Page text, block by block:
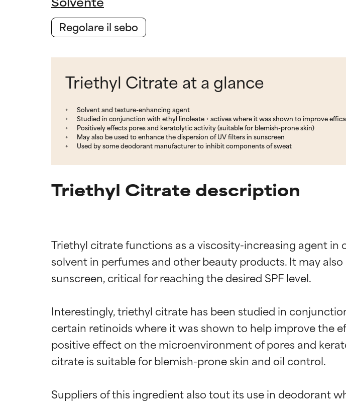
Regolare il sebo
Triethyl Citrate at a glance
Solvent and texture-enhancing agent
Studied in conjunction with ethyl linoleate + actives where it was shown to improve
Positively effects pores and keratolytic activity (suitable for blemish-prone skin)
May also be used to enhance the dispersion of UV filters in sunscreen
Used by some deodorant manufacturer to inhibit components of sweat
Triethyl Citrate description
Triethyl citrate functions as a viscosity-increasing agent
solvent in perfumes and other beauty products. It may
sunscreen, critical for reaching the desired SPF level.
Interestingly, triethyl citrate has been studied in
certain retinoids where it was shown to help improve the
positive effect on the microenvironment of pores and
citrate is suitable for blemish-prone skin and oil control.
Suppliers of this ingredient also tout its use in deodorant